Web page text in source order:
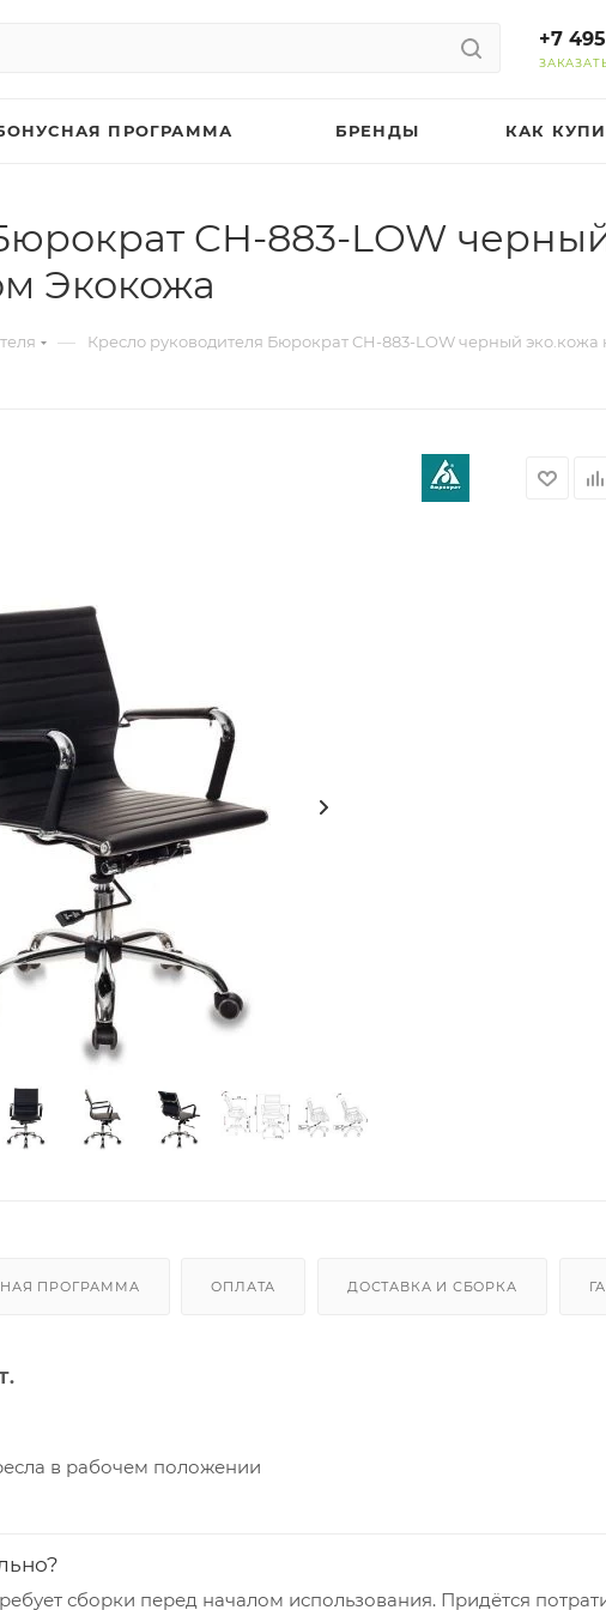
+7
ПРОГРАММА БРЕНДЫ КАК
CH-883-LOW
Экокожа
— Кресло руководителя Бюрократ CH-883-LOW черный
ПРОГРАММА ОПЛАТА ДОСТАВКА И СБОРКА
в рабочем положении
сборки перед началом использования. Придётся